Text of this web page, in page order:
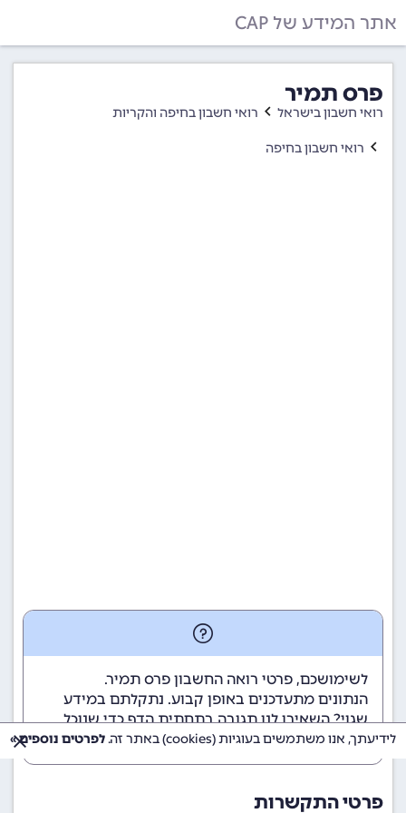
אתר המידע של CAP
פרס תמיר
רואי חשבון בישראל רואי חשבון בחיפה והקריות
רואי חשבון בחיפה
לשימושכם, פרטי רואה החשבון פרס תמיר.
הנתונים מתעדכנים באופן קבוע. נתקלתם במידע
שגוי? השאירו לנו תגובה בתחתית הדף כדי שנוכל
לטפל בבעיה בהקדם.
פרטי התקשרות
לידיעתך, אנו משתמשים בעוגיות (cookies) באתר זה. לפרטים נוספים »